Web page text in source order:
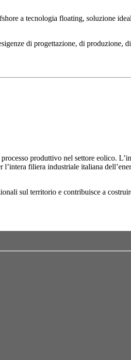
a tecnologia floating, soluzione
di progettazione, di produzione,
produttivo nel settore eolico.
filiera industriale italiana
sul territorio e contribuisce a